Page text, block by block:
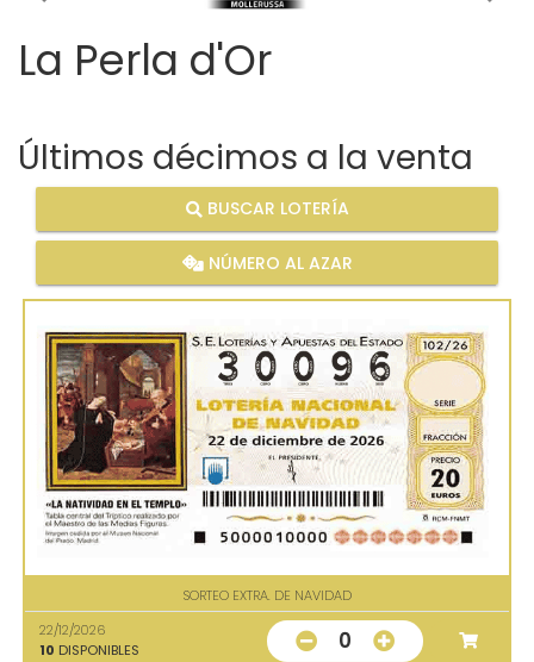
La Perla d'Or
Últimos décimos a la venta
BUSCAR LOTERÍA
NÚMERO AL AZAR
SORTEO EXTRA. DE NAVIDAD
22/12/2026
10 DISPONIBLES 0